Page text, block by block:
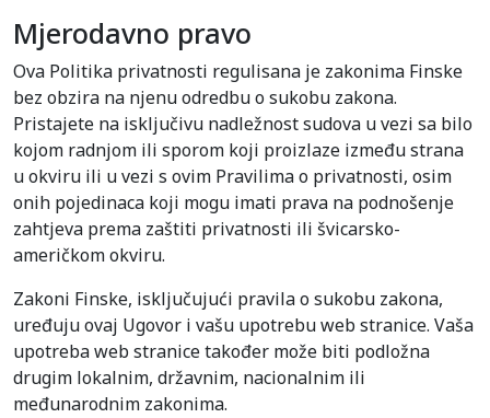
Mjerodavno pravo
Ova Politika privatnosti regulisana je zakonima Finske
bez obzira na njenu odredbu o sukobu zakona.
Pristajete na isključivu nadležnost sudova u vezi sa bilo
kojom radnjom ili sporom koji proizlaze između strana
u okviru ili u vezi s ovim Pravilima o privatnosti, osim
onih pojedinaca koji mogu imati prava na podnošenje
zahtjeva prema zaštiti privatnosti ili švicarsko-
američkom okviru.
Zakoni Finske, isključujući pravila o sukobu zakona,
uređuju ovaj Ugovor i vašu upotrebu web stranice. Vaša
upotreba web stranice također može biti podložna
drugim lokalnim, državnim, nacionalnim ili
međunarodnim zakonima.